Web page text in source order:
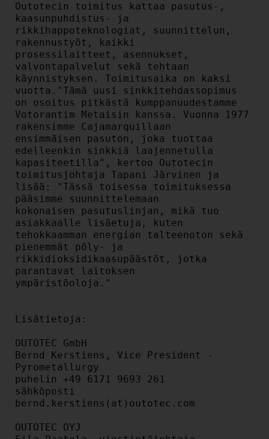
Outotecin toimitus kattaa pasutus-,
kaasunpuhdistus- ja
rikkihappoteknologiat, suunnittelun,
rakennustyöt, kaikki
prosessilaitteet, asennukset,
valvontapalvelut sekä tehtaan
käynnistyksen. Toimitusaika on kaksi
vuotta."Tämä uusi sinkkitehdassopimus
on osoitus pitkästä kumppanuudestamme
Votorantim Metaisin kanssa. Vuonna 1977
rakensimme Cajamarquillaan
ensimmäisen pasuton, joka tuottaa
edelleenkin sinkkiä laajennetulla
kapasiteetilla", kertoo Outotecin
toimitusjohtaja Tapani Järvinen ja
lisää: "Tässä toisessa toimituksessa
pääsimme suunnittelemaan
kokonaisen pasutuslinjan, mikä tuo
asiakkaalle lisäetuja, kuten
tehokkaamman energian talteenoton sekä
pienemmät pöly- ja
rikkidioksidikaasupäästöt, jotka
parantavat laitoksen
ympäristöoloja."
Lisätietoja:
OUTOTEC GmbH
Bernd Kerstiens, Vice President -
Pyrometallurgy
puhelin +49 6171 9693 261
sähköposti
bernd.kerstiens(at)outotec.com
OUTOTEC OYJ